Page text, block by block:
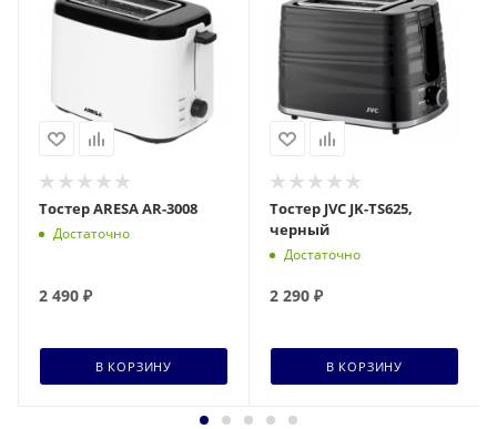
Тостер ARESA AR-3008
Достаточно
2 490 ₽
В КОРЗИНУ
Тостер JVC JK-TS625,
черный
Достаточно
2 290 ₽
В КОРЗИНУ